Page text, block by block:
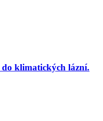
klimatických lázní.